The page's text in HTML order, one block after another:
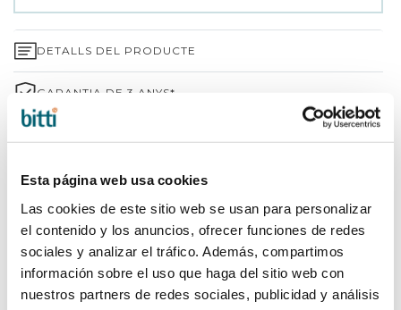
Esta página web usa cookies
Las cookies de este sitio web se usan para personalizar
el contenido y los anuncios, ofrecer funciones de redes
sociales y analizar el tráfico. Además, compartimos
información sobre el uso que haga del sitio web con
nuestros partners de redes sociales, publicidad y análisis
DETALLS DEL PRODUCTE
GARANTIA DE 3 ANYS*
PER QUÈ TRIAR BITTI?
COMPLETA LA TEVA COMPRA